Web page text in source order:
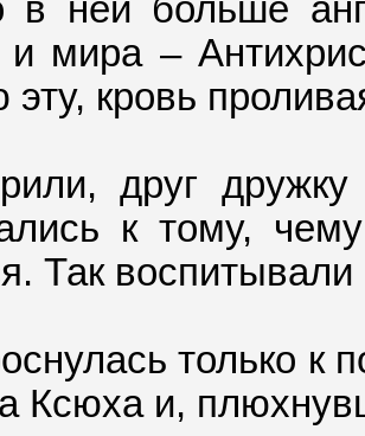
ней больше
и мира –
кровь
друг
к тому,
Так воспитывали
только к
Ксюха и,